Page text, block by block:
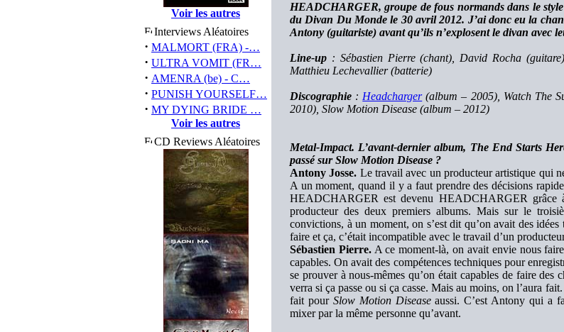
Voir les autres
Interviews Aléatoires
· MALMORT (FRA) -…
· ULTRA VOMIT (FR…
· AMENRA (be) - C…
· PUNISH YOURSELF…
· MY DYING BRIDE …
Voir les autres
CD Reviews Aléatoires
HEADCHARGER, groupe de fous normands dans le
du Divan Du Monde le 30 avril 2012. J’ai donc eu la
Antony (guitariste) avant qu’ils n’explosent le divan avec
Line-up : Sébastien Pierre (chant), David Rocha
Matthieu Lechevallier (batterie)
Discographie : Headcharger(album – 2005), Watch The
2010), Slow Motion Disease (album – 2012)
Metal-Impact. L’avant-dernier album, The End Starts
passé sur Slow Motion Disease ?
Antony Josse. Le travail avec un producteur artistique qui
A un moment, quand il y a faut prendre des décisions
HEADCHARGER est devenu HEADCHARGER grâce
producteur des deux premiers albums. Mais sur le
convictions, à un moment, on s’est dit qu’on avait des
faire et ça, c’était incompatible avec le travail d’un
Sébastien Pierre.A ce moment-là, on avait envie nous
capables. On avait des compétences techniques pour
se prouver à nous-mêmes qu’on était capables de faire
verra si ça passe ou si ça casse. Mais au moins, on l’aura
fait pour Slow Motion Diseaseaussi. C’est Antony qui a
mixer par la même personne qu’avant.